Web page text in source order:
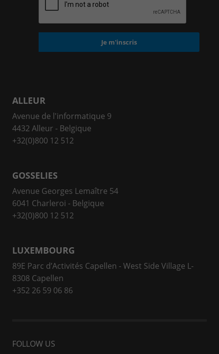
ALLEUR
Avenue de l'informatique 9
4432 Alleur - Belgique
+32(0)800 12 512
GOSSELIES
Avenue Georges Lemaître 54
6041 Charleroi - Belgique
+32(0)800 12 512
LUXEMBOURG
89E Parc d’Activités Capellen - West Side Village L-
8308 Capellen
+352 26 59 06 86
FOLLOW US